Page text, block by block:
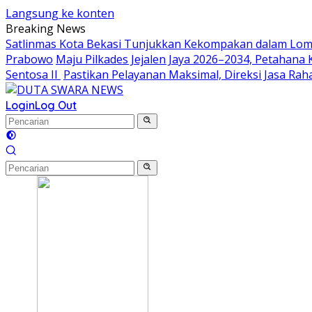
Langsung ke konten
Breaking News
Satlinmas Kota Bekasi Tunjukkan Kekompakan dalam
Prabowo Maju Pilkades Jejalen Jaya 2026–2034,
Sentosa II Pastikan Pelayanan Maksimal, Direksi Jasa
LoginLog Out